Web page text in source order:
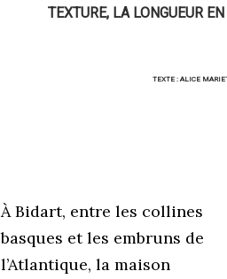
TEXTURE, LA LONGUEUR
TEXTE : ALICE
À Bidart, entre les collines
basques et les embruns de
l’Atlantique, la maison